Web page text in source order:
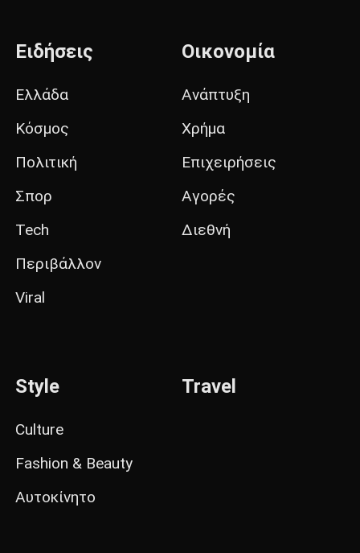
Ειδήσεις
Ελλάδα
Κόσμος
Πολιτική
Σπορ
Tech
Περιβάλλον
Viral
Οικονομία
Ανάπτυξη
Χρήμα
Επιχειρήσεις
Αγορές
Διεθνή
Style
Culture
Fashion & Beauty
Αυτοκίνητο
Travel